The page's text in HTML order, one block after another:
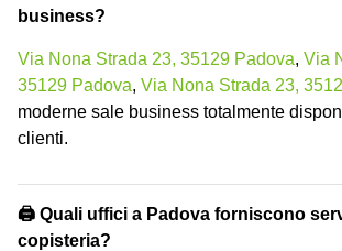
business?
Via Nona Strada 23, 35129 Padova, Via
35129 Padova, Via Nona Strada 23,
moderne sale business totalmente
clienti.
🖨️ Quali uffici a Padova forniscono
copisteria?